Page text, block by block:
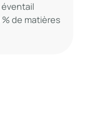
% de matières